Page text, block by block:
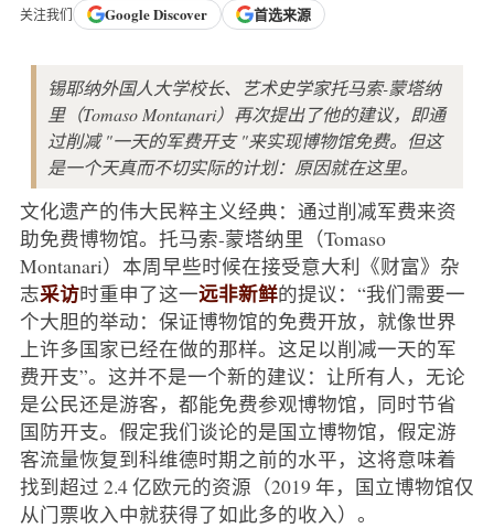
关注我们 GoogleDiscover 首选来源
锡耶纳外国人大学校长、艺术史学家托马索-蒙塔纳
里（Tomaso Montanari）再次提出了他的建议，即通
过削减 "一天的军费开支 "来实现博物馆免费。但这
是一个天真而不切实际的计划：原因就在这里。
文化遗产的伟大民粹主义经典：通过削减军费来资
助免费博物馆。托马索-蒙塔纳里（Tomaso
Montanari）本周早些时候在接受意大利《财富》杂
志采访时重申了这一远非新鲜的提议：“我们需要一
个大胆的举动：保证博物馆的免费开放，就像世界
上许多国家已经在做的那样。这足以削减一天的军
费开支”。这并不是一个新的建议：让所有人，无论
是公民还是游客，都能免费参观博物馆，同时节省
国防开支。假定我们谈论的是国立博物馆，假定游
客流量恢复到科维德时期之前的水平，这将意味着
找到超过 2.4 亿欧元的资源（2019 年，国立博物馆仅
从门票收入中就获得了如此多的收入）。